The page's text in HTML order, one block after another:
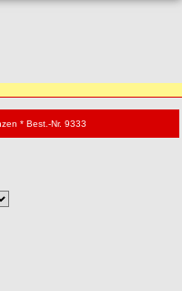
* Best.-Nr. 9333